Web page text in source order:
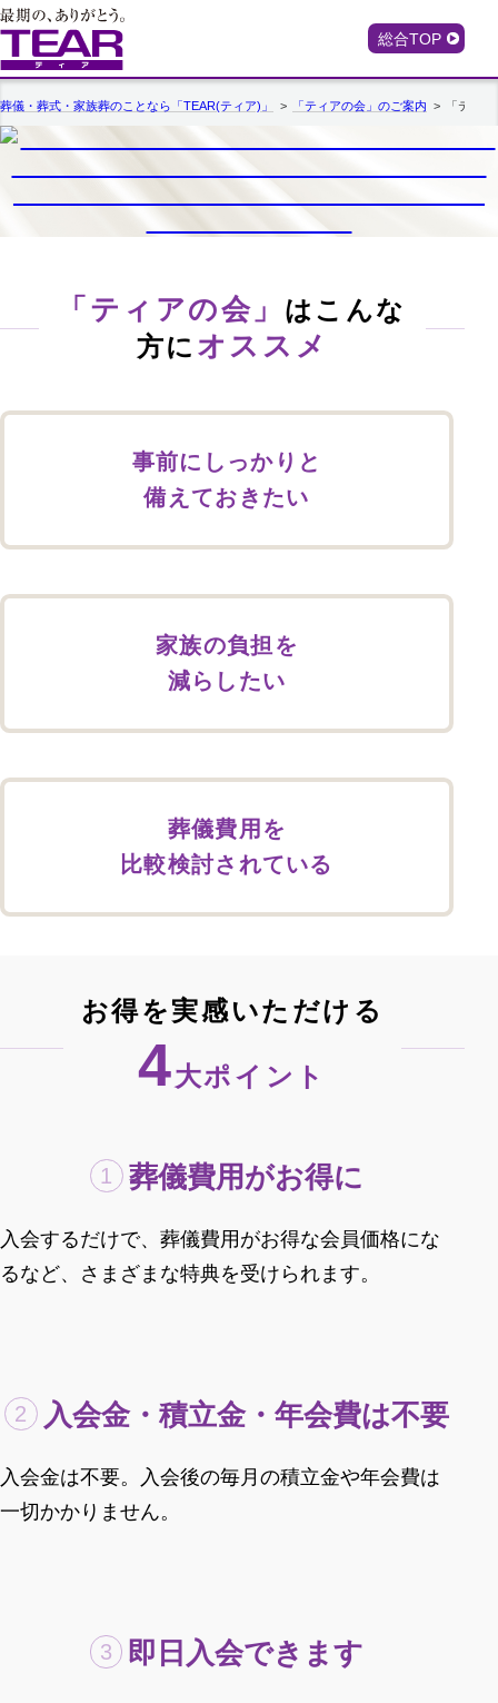
総合TOP
葬儀・葬式・家族葬のことなら「TEAR(ティア)」 「ティアの会」のご案内 「ティ
「ティアの会」 はこんな
方に オススメ
事前にしっかりと
備えておきたい
家族の負担を
減らしたい
葬儀費用を
比較検討されている
お得を実感いただける
4大ポイント
葬儀費用がお得に
入会するだけで、葬儀費用がお得な会員価格にな
るなど、さまざまな特典を受けられます。
入会金・積立金・年会費は不要
入会金は不要。入会後の毎月の積立金や年会費は
一切かかりません。
即日入会できます